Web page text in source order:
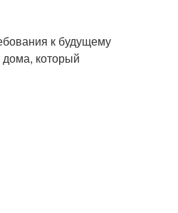
к будущему
дома, который